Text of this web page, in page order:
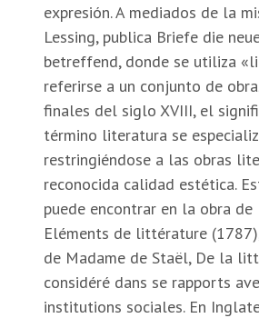
expresión. A mediados de la
Lessing, publica Briefe die
betreffend, donde se utiliza
referirse a un conjunto de
finales del siglo XVIII, el
término literatura se
restringiéndose a las obras
reconocida calidad estética.
puede encontrar en la obra
Eléments de littérature
de Madame de Staël, De la
considéré dans se rapports
institutions sociales. En